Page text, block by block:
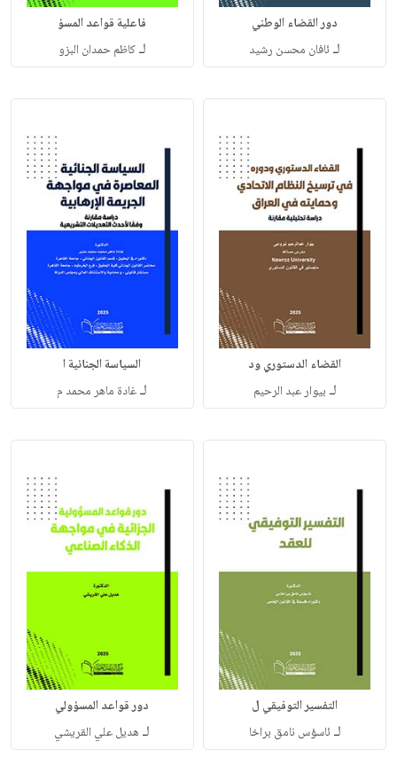
دور القضاء الوطني
لـ ئافان محسن رشيد
فاعلية قواعد المسؤ
لـكاظم حمدان البزو
القضاء الدستوري ود
لـ بيوار عبد الرحيم
السياسة الجنائية ا
لـغادة ماهر محمد م
التفسير التوفيقي ل
لـ ئاسؤس نامق براخا
دور قواعد المسؤولي
لـ هديل علي القريشي